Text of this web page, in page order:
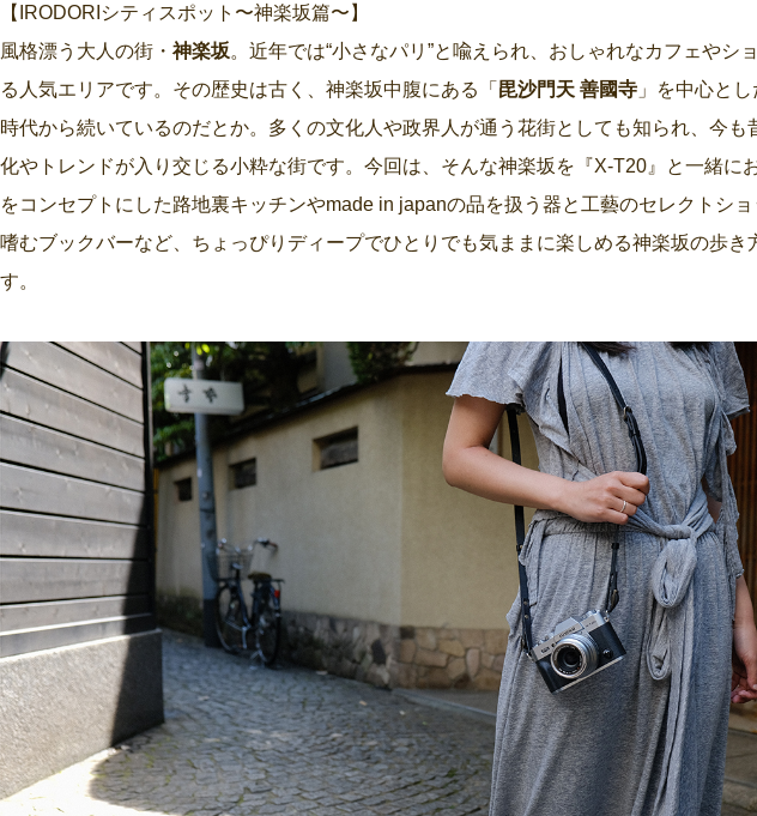
【IRODORIシティスポット〜神楽坂篇〜】
風格漂う大人の街・神楽坂。近年では“小さなパリ”と喩えられ、おしゃれなカフェやシ
る人気エリアです。その歴史は古く、神楽坂中腹にある「 毘沙門天 善國寺 」を中心と
時代から続いているのだとか。多くの文化人や政界人が通う花街としても知られ、今も
化やトレンドが入り交じる小粋な街です。今回は、そんな神楽坂を『X-T20』と一緒に
をコンセプトにした路地裏キッチンやmade in japanの品を扱う器と工藝のセレクトシ
嗜むブックバーなど、ちょっぴりディープでひとりでも気ままに楽しめる神楽坂の歩き
す。